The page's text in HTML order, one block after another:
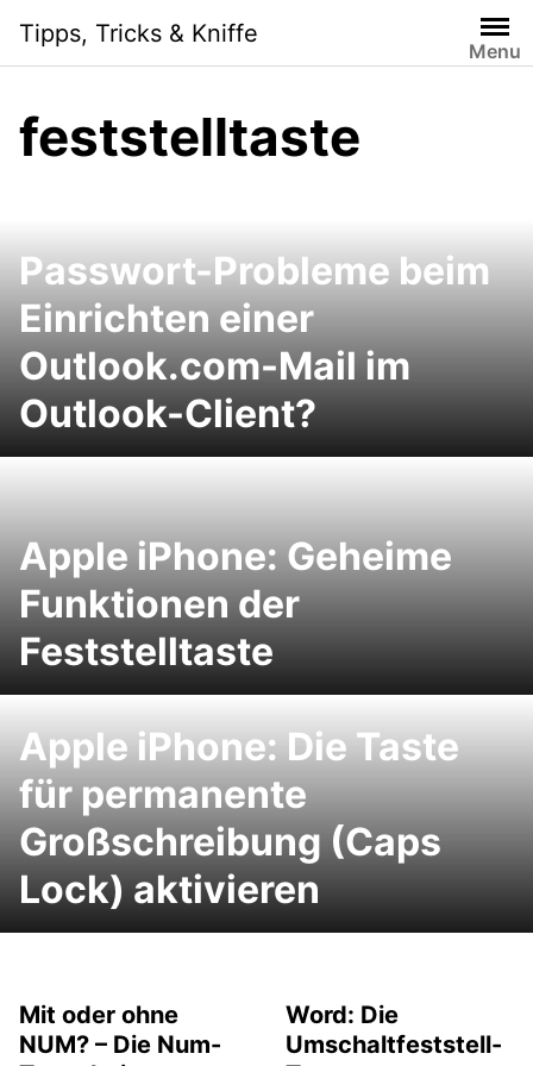
content
Tipps, Tricks & Kniffe
Menu
feststelltaste
Passwort-Probleme beim
Einrichten einer
Outlook.com-Mail im
Outlook-Client?
Apple iPhone: Geheime
Funktionen der
Feststelltaste
Apple iPhone: Die Taste
für permanente
Großschreibung (Caps
Lock) aktivieren
Mit oder ohne
NUM? – Die Num-
Word: Die
Umschaltfeststell-